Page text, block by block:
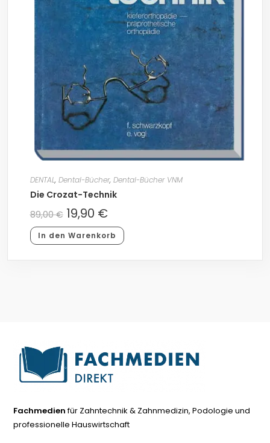
DENTAL, Dental-Bücher, Dental-Bücher VNM
Die Crozat-Technik
89,00€ 19,90 €
In den Warenkorb
Fachmedienfür Zahntechnik & Zahnmedizin, Podologie und
professionelle Hauswirtschaft